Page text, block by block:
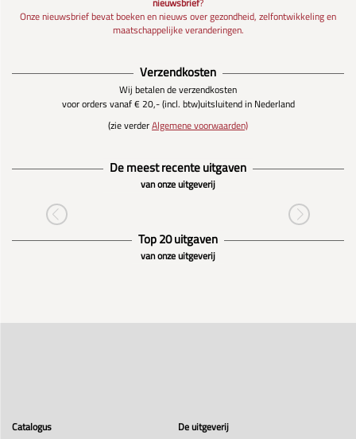
Onze nieuwsbrief bevat boeken en nieuws over gezondheid, zelfontwikkeling en
maatschappelijke veranderingen.
Verzendkosten
Wij betalen de verzendkosten
voor orders vanaf € 20,- (incl. btw)uitsluitend in Nederland
(zie verderAlgemene voorwaarden)
De meest recente uitgaven
van onze uitgeverij
Top 20 uitgaven
van onze uitgeverij
Catalogus
De uitgeverij